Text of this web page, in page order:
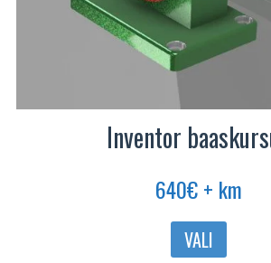
Inventor
640€+ km
VALI
Sellel